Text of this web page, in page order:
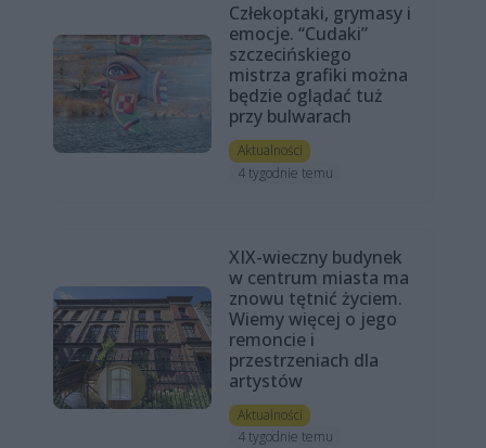
Człekoptaki, grymasy i
emocje. “Cudaki”
szczecińskiego
mistrza grafiki można
będzie oglądać tuż
przy bulwarach
Aktualności
4 tygodnie temu
XIX-wieczny budynek
w centrum miasta ma
znowu tętnić życiem.
Wiemy więcej o jego
remoncie i
przestrzeniach dla
artystów
Aktualności
4 tygodnie temu